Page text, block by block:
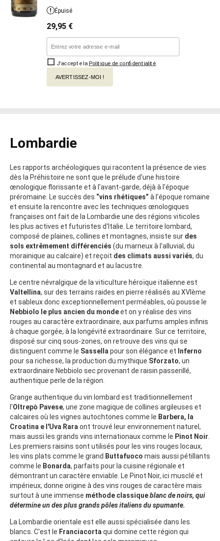
Épuisé
29,95 €
J'accepte la Politique de confidentialité
AVERTISSEZ-MOI !
Lombardie
Les rapports archéologiques qui racontent la présence de vies
dès la Préhistoire ne sont que le prélude d'une histoire
œnologique florissante et à l'avant-garde, déjà à l'époque
préromaine. Le succès des “vins rhétiques” à l'époque romaine
et ensuite la rencontre avec les techniques œnologiques
françaises ont fait de la Lombardie une des régions viticoles
les plus actives et futuristes d'Italie. Le territoire lombard,
composé de plaines, collines et montagnes, insiste sur des
sols extrêmement différenciés (du marneux à l'alluvial, du
morainique au calcaire) et reçoit des climats aussi variés, du
continental au montagnard et au lacustre.
Le centre névralgique de la viticulture héroïque italienne est
Valtellina, sur des terrains raides en pierre réalisés au XVIème
et sableux donc exceptionnellement perméables, où pousse le
Nebbiolo le plus ancien du mondeet on y réalise des vins
rouges au caractère extraordinaire, aux parfums amples infinis
à chaque gorgée, à la longévité extraordinaire. Sur ce territoire,
disposé sur cinq sous-zones, on retrouve des vins qui se
distinguent comme le Sassellapour son élégance et Inferno
pour sa richesse, la production du mythique Sforzato, un
extraordinaire Nebbiolo sec provenant de raisin passerillé,
authentique perle de la région.
Grange authentique du vin lombard est traditionnellement
l'Oltrepò Pavese, une zone magique de collines argileuses et
calcaires où les vignes autochtones comme le Barbera, la
Croatina e l'Uva Raraont trouvé leur environnement naturel,
mais aussi les grands vins internationaux comme le Pinot Noir.
Les premiers raisins sont utilisés pour les vins rouges locaux,
les vins plats comme le grand Buttafuoco mais aussi pétillants
comme le Bonarda, parfaits pour la cuisine régionale et
démontrant un caractère enviable. Le Pinot Noir, ici musclé et
impérieux, donne origine à des vins rouges de caractère mais
surtout à une immense méthode classiqueblanc de noirs, qui
détermine un des plus grands pôles italiens du spumante.
La Lombardie orientale est elle aussi spécialisée dans les
blancs. C'est le Franciacortaqui domine cette région qui